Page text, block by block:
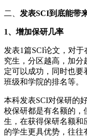
二、 发表SCI到底能带
1、增加保研几率
发表1篇SCI论文，对
究生，分区越高，加分
定可以成功，同时也要
班级和学院的排名等。
本科发表SCI对保研的
校保研都是有名额的，
生，在获得保研名额和
的学生更具优势，往往